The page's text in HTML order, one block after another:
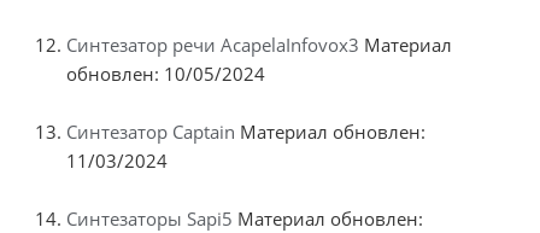
Синтезатор речи AcapelaInfovox3 Материал
обновлен: 10/05/2024
Синтезатор Captain Материал обновлен:
11/03/2024
Синтезаторы Sapi5 Материал обновлен: